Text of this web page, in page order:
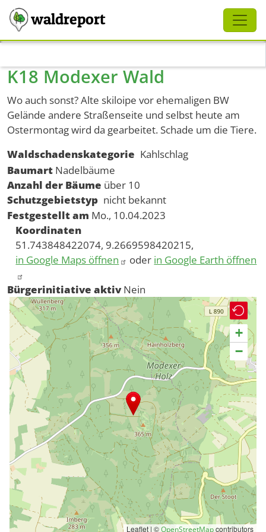
waldreport
K18 Modexer Wald
Wo auch sonst? Alte skiloipe vor ehemaligen BW
Gelände andere Straßenseite und selbst heute am
Ostermontag wird da gearbeitet. Schade um die Tiere.
Waldschadenskategorie Kahlschlag
Baumart Nadelbäume
Anzahl der Bäume über 10
Schutzgebietstyp nicht bekannt
Festgestellt am Mo., 10.04.2023
Koordinaten
51.743848422074, 9.2669598420215,
in Google Maps öffnen
oder in Google Earth öffnen
Bürgerinitiative aktiv Nein
+
−
Leaflet | ©OpenStreetMapcontributors
Schliessen